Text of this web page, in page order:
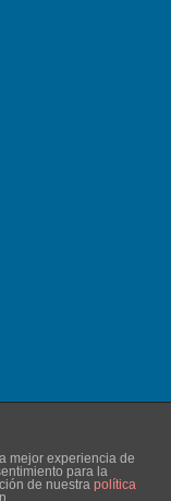
mejor experiencia de
para la
de nuestra política